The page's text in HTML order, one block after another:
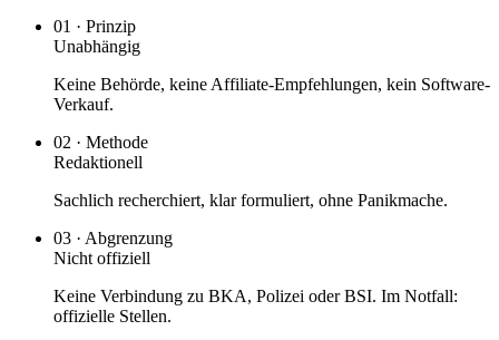
01 · Prinzip
Unabhängig
Keine Behörde, keine Affiliate-Empfehlungen, kein Software-
Verkauf.
02 · Methode
Redaktionell
Sachlich recherchiert, klar formuliert, ohne Panikmache.
03 · Abgrenzung
Nicht offiziell
Keine Verbindung zu BKA, Polizei oder BSI. Im Notfall:
offizielle Stellen.